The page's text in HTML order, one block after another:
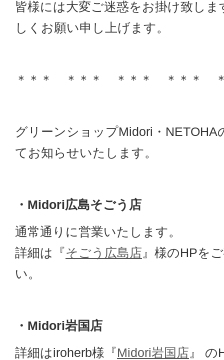
皆様には大変ご迷惑をお掛け致し
しくお願い申し上げます。
＊＊＊ ＊＊＊ ＊＊＊ ＊＊＊
グリーンショップMidori・NETOHA
てお知らせいたします。
・Midori広島そごう店
通常通りに営業いたします。
詳細は『そごう広島店 』様のHPを
い。
・Midori岩国店
詳細はiroherb様『Midori岩国店 』 の